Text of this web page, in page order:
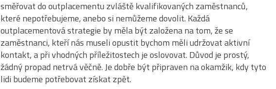
směřovat do outplacementu zvláště kvalifikovaných zaměstnanců,
které nepotřebujeme, anebo si nemůžeme dovolit. Každá
outplacementová strategie by měla být založena na tom, že se
zaměstnanci, kteří nás museli opustit bychom měli udržovat aktivní
kontakt, a při vhodných příležitostech je oslovovat. Důvod je prostý,
žádný propad netrvá věčně. Je dobře být připraven na okamžik, kdy tyto
lidi budeme potřebovat získat zpět.